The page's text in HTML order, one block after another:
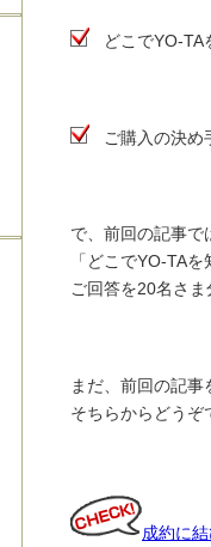
どこでYO-TA
ご購入の決め
で、前回の記事で
「どこでYO-TA
ご回答を20名さま
まだ、前回の記
そちらからどうぞ
成約に